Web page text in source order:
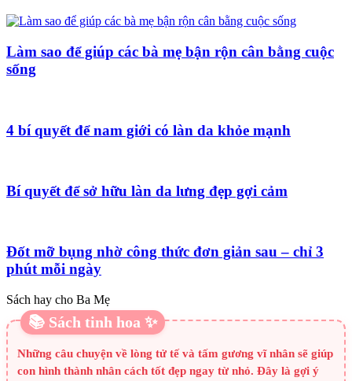
Làm sao để giúp các bà mẹ bận rộn cân bằng cuộc
sống
4 bí quyết để nam giới có làn da khỏe mạnh
Bí quyết để sở hữu làn da lưng đẹp gợi cảm
Đốt mỡ bụng nhờ công thức đơn giản sau – chỉ 3
phút mỗi ngày
Sách hay cho Ba Mẹ
📚 Sách tinh hoa ✨
Những câu chuyện về lòng tử tế và tấm gương vĩ nhân sẽ giúp
con hình thành nhân cách tốt đẹp ngay từ nhỏ. Đây là gợi ý